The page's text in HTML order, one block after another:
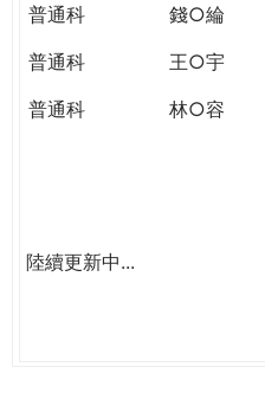
普通科
錢○綸
普通科
王○宇
普通科
林○容
陸續更新中...